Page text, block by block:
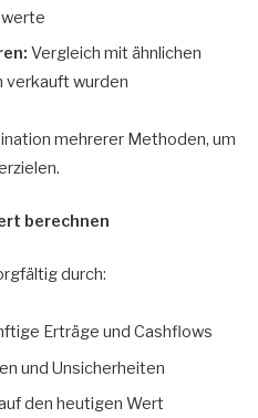
Vergleich mit ähnlichen
verkauft wurden
mehrerer Methoden, um
berechnen
durch:
Erträge und Cashflows
und Unsicherheiten
den heutigen Wert